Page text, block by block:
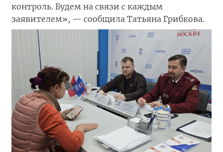
контроль. Будем на связи с каждым
заявителем», — сообщила Татьяна Грибкова.